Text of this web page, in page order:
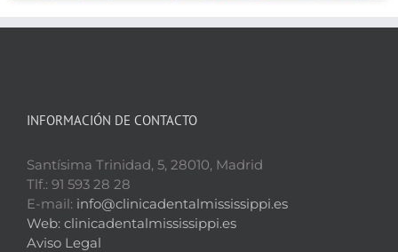
INFORMACIÓN DE CONTACTO
Santísima Trinidad, 5, 28010, Madrid
Tlf.: 91 593 28 28
E-mail: info@clinicadentalmississippi.es
Web: clinicadentalmississippi.es
Aviso Legal